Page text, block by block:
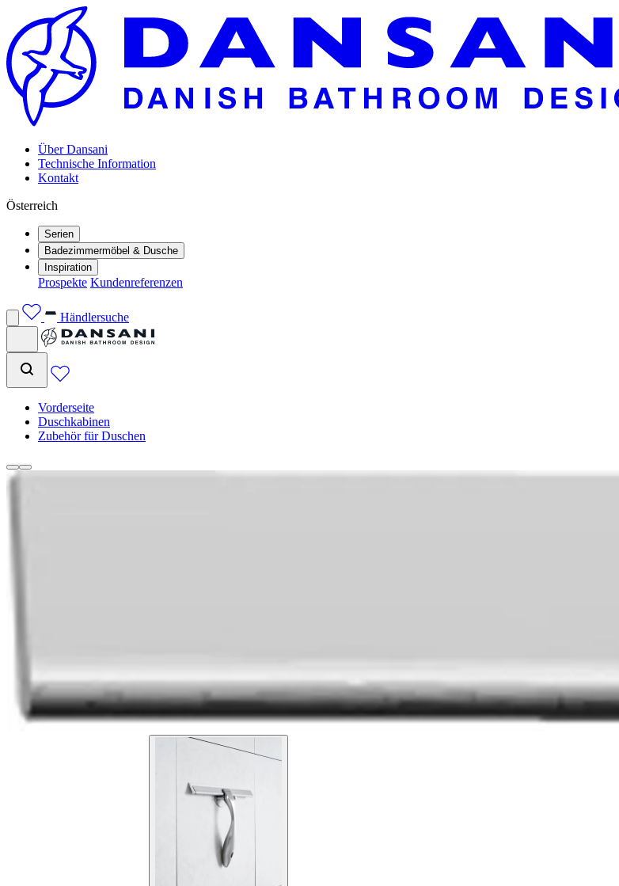
Über Dansani
Technische Information
Kontakt
Österreich
Serien
Badezimmermöbel & Dusche
Inspiration
Prospekte Kundenreferenzen
Händlersuche
Vorderseite
Duschkabinen
Zubehör für Duschen